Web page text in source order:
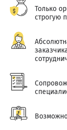
Только
строгую